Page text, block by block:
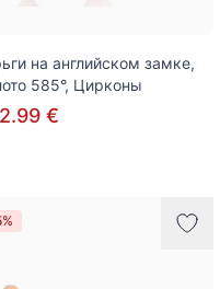
на английском замке,
585°, Цирконы
€